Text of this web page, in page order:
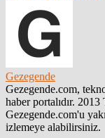
Gezegende
Gezegende.com,
haber portalıdır. 2013
Gezegende.com'u
izlemeye alabilirsiniz.